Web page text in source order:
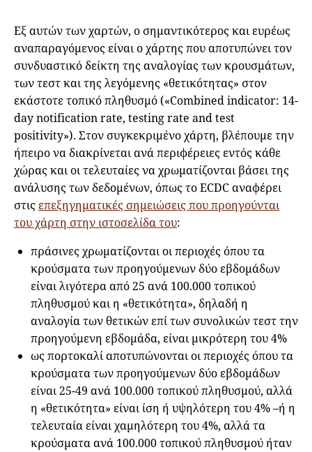
Εξ αυτών των χαρτών, ο σημαντικότερος και ευρέως
αναπαραγόμενος είναι ο χάρτης που αποτυπώνει τον
συνδυαστικό δείκτη της αναλογίας των κρουσμάτων,
των τεστ και της λεγόμενης «θετικότητας» στον
εκάστοτε τοπικό πληθυσμό («Combined indicator: 14-
day notification rate, testing rate and test
positivity»). Στον συγκεκριμένο χάρτη, βλέπουμε την
ήπειρο να διακρίνεται ανά περιφέρειες εντός κάθε
χώρας και οι τελευταίες να χρωματίζονται βάσει της
ανάλυσης των δεδομένων, όπως το ECDC αναφέρει
στις επεξηγηματικές σημειώσεις που προηγούνται
του χάρτη στην ιστοσελίδα του:
πράσινες χρωματίζονται οι περιοχές όπου τα
κρούσματα των προηγούμενων δύο εβδομάδων
είναι λιγότερα από 25 ανά 100.000 τοπικού
πληθυσμού και η «θετικότητα», δηλαδή η
αναλογία των θετικών επί των συνολικών τεστ την
προηγούμενη εβδομάδα, είναι μικρότερη του 4%
ως πορτοκαλί αποτυπώνονται οι περιοχές όπου τα
κρούσματα των προηγούμενων δύο εβδομάδων
είναι 25-49 ανά 100.000 τοπικού πληθυσμού, αλλά
η «θετικότητα» είναι ίση ή υψηλότερη του 4% –ή η
τελευταία είναι χαμηλότερη του 4%, αλλά τα
κρούσματα ανά 100.000 τοπικού πληθυσμού ήταν